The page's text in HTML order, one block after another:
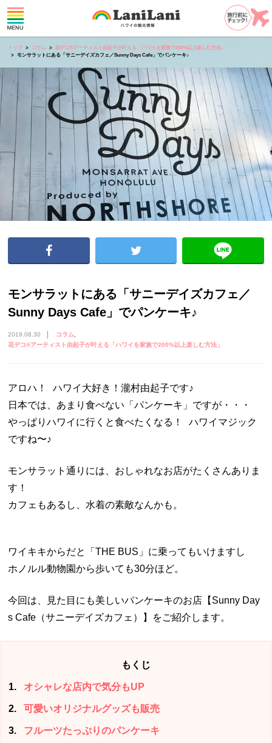
トップ コラム
花デコ®︎アーティスト由起子が叶える「ハワイを家族で200%以上楽しむ方法」
モンサラットにある「サニーデイズカフェ／Sunny Days Cafe」でパンケーキ♪
モンサラットにある「サニーデイズカフェ／
Sunny Days Cafe」でパンケーキ♪
2019.08.30
コラム
花デコ®︎アーティスト由起子が叶える「ハワイを家族で200%以上楽しむ方法」
アロハ！ ハワイ大好き！瀧村由起子です♪
日本では、あまり食べない「パンケーキ」ですが・・・
やっぱりハワイに行くと食べたくなる！ ハワイマジック
ですね〜♪
モンサラット通りには、おしゃれなお店がたくさんありま
す！
カフェもあるし、水着の素敵なんかも。
ワイキキからだと「THE BUS」に乗ってもいけますし
ホノルル動物園から歩いても30分ほど。
今回は、見た目にも美しいパンケーキのお店【Sunny Day
s Cafe（サニーデイズカフェ）】をご紹介します。
もくじ
1 オシャレな店内で気分もUP
2 可愛いオリジナルグッズも販売
3 フルーツたっぷりのパンケーキ